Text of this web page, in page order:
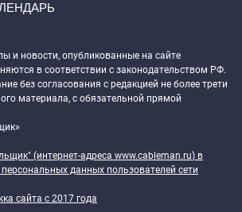
и новости, опубликованные на сайте
в соответствии с законодательством РФ.
без согласования с редакцией не более трети
материала, с обязательной прямой
(интернет-адреса www.cableman.ru) в
данных пользователей сети
сайта c 2017 года